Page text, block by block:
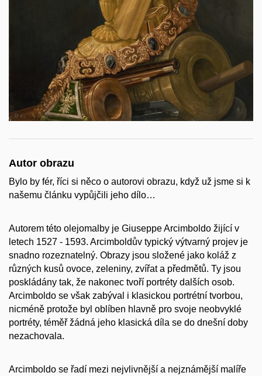
Autor obrazu
Bylo by fér, říci si něco o autorovi obrazu, když už jsme si k
našemu článku vypůjčili jeho dílo…
Autorem této olejomalby je Giuseppe Arcimboldo žijící v
letech 1527 - 1593. Arcimboldův typický výtvarný projev je
snadno rozeznatelný. Obrazy jsou složené jako koláž z
různých kusů ovoce, zeleniny, zvířat a předmětů. Ty jsou
poskládány tak, že nakonec tvoří portréty dalších osob.
Arcimboldo se však zabýval i klasickou portrétní tvorbou,
nicméně protože byl oblíben hlavně pro svoje neobvyklé
portréty, téměř žádná jeho klasická díla se do dnešní doby
nezachovala.
Arcimboldo se řadí mezi nejvlivnější a nejznámější malíře